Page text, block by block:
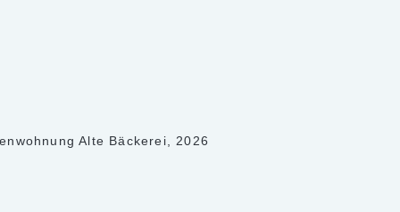
Alte Bäckerei, 2026